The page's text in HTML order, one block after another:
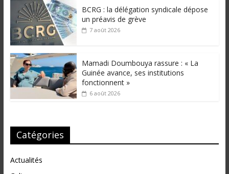
BCRG : la délégation syndicale dépose
un préavis de grève
7 août 2026
Mamadi Doumbouya rassure : « La
Guinée avance, ses institutions
fonctionnent »
6 août 2026
Catégories
Actualités